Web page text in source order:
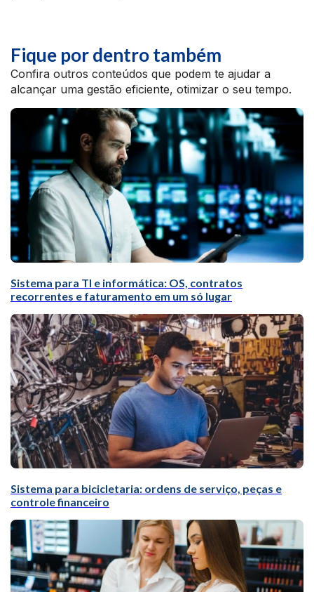
Fique por dentro também
Confira outros conteúdos que podem te ajudar a
alcançar uma gestão eficiente, otimizar o seu tempo.
Sistema para TI e informática: OS, contratos
recorrentes e faturamento em um só lugar
Sistema para bicicletaria: ordens de serviço, peças e
controle financeiro